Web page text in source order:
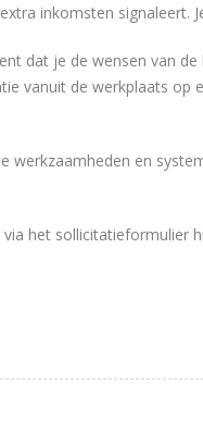
inkomsten signaleert.
dat je de wensen van
vanuit de werkplaats op
werkzaamheden en
het sollicitatieformulier